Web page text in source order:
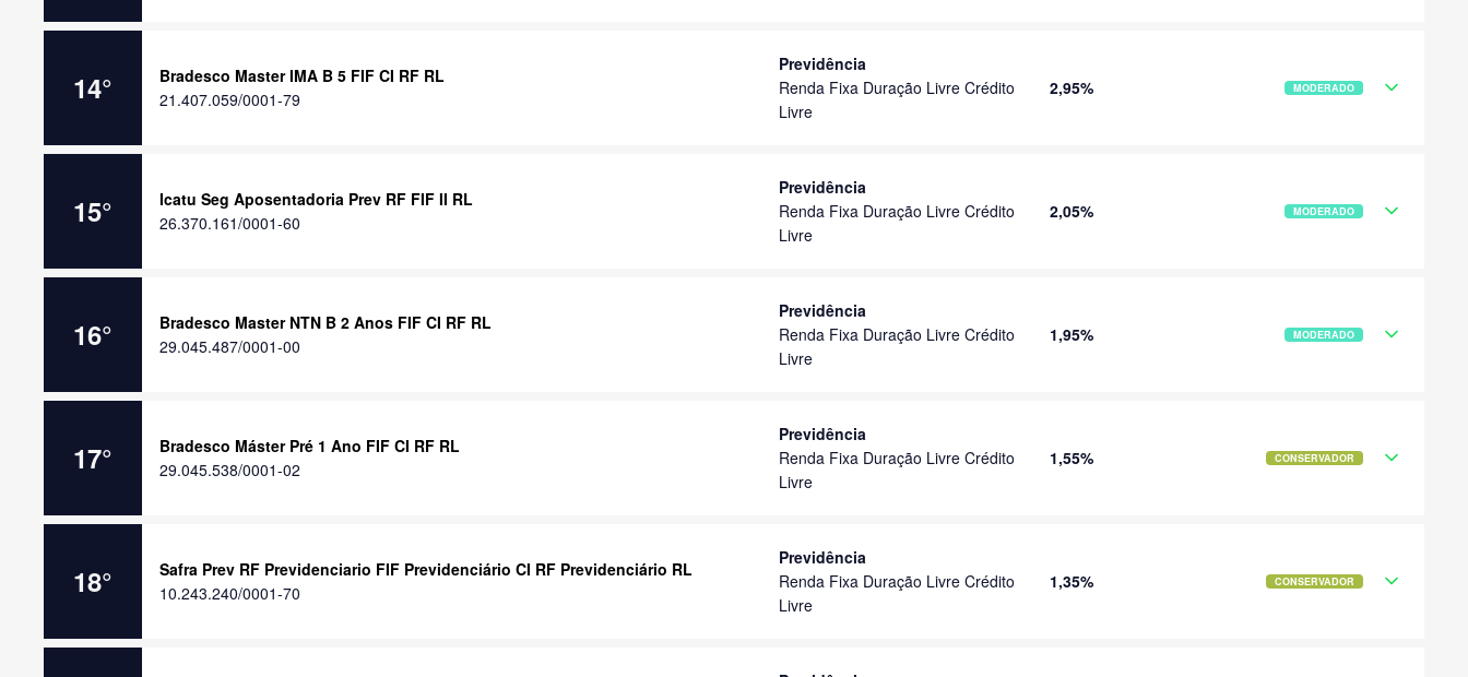
14°
Bradesco Master IMA B 5 FIF CI RF RL
21.407.059/0001-79
Previdência
Renda Fixa Duração Livre Crédito
Livre
2,95% MODERADO
15°
Icatu Seg Aposentadoria Prev RF FIF II RL
26.370.161/0001-60
Previdência
Renda Fixa Duração Livre Crédito
Livre
2,05% MODERADO
16°
Bradesco Master NTN B 2 Anos FIF CI RF RL
29.045.487/0001-00
Previdência
Renda Fixa Duração Livre Crédito
Livre
1,95% MODERADO
17°
Bradesco Máster Pré 1 Ano FIF CI RF RL
29.045.538/0001-02
Previdência
Renda Fixa Duração Livre Crédito
Livre
1,55% CONSERVADOR
18°
Safra Prev RF Previdenciario FIF Previdenciário CI RF Previdenciário RL
10.243.240/0001-70
Previdência
Renda Fixa Duração Livre Crédito
Livre
1,35% CONSERVADOR